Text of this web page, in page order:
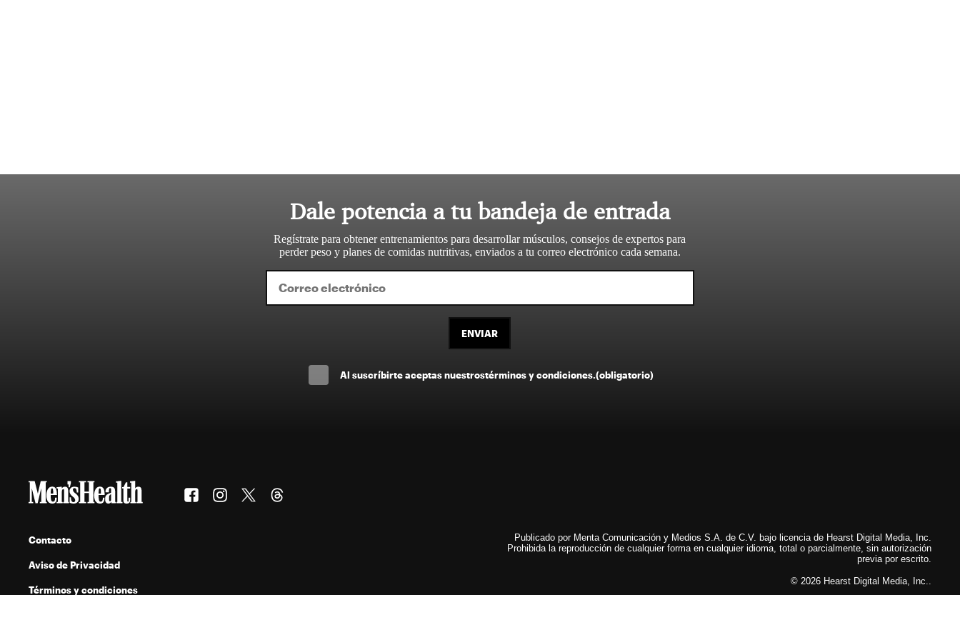
Dale potencia a tu bandeja de entrada
Regístrate para obtener entrenamientos para desarrollar músculos, consejos de expertos para
perder peso y planes de comidas nutritivas, enviados a tu correo electrónico cada semana.
ENVIAR
Al suscríbirte aceptas nuestrostérminos y condiciones.(obligatorio)
Contacto
Aviso de Privacidad
Términos y condiciones
Publicado por Menta Comunicación y Medios S.A. de C.V. bajo licencia de Hearst Digital Media, Inc.
Prohibida la reproducción de cualquier forma en cualquier idioma, total o parcialmente, sin autorización
previa por escrito.
© 2026 Hearst Digital Media, Inc..